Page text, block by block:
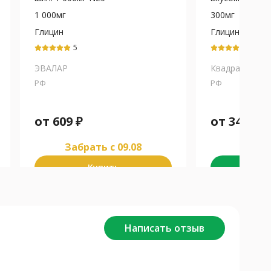
1 000мг
Глицин
5
ЭВАЛАР
РФ
от 609₽
Забрать c 09.08
Купить
300мг
Глицин
Квадрат-С
РФ
от 349
Написать отзыв